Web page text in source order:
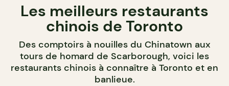
Les meilleurs restaurants
chinois de Toronto
Des comptoirs à nouilles du Chinatown aux
tours de homard de Scarborough, voici les
restaurants chinois à connaître à Toronto et en
banlieue.